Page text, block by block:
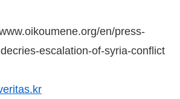
en/press-
escalation-of-syria-conflict